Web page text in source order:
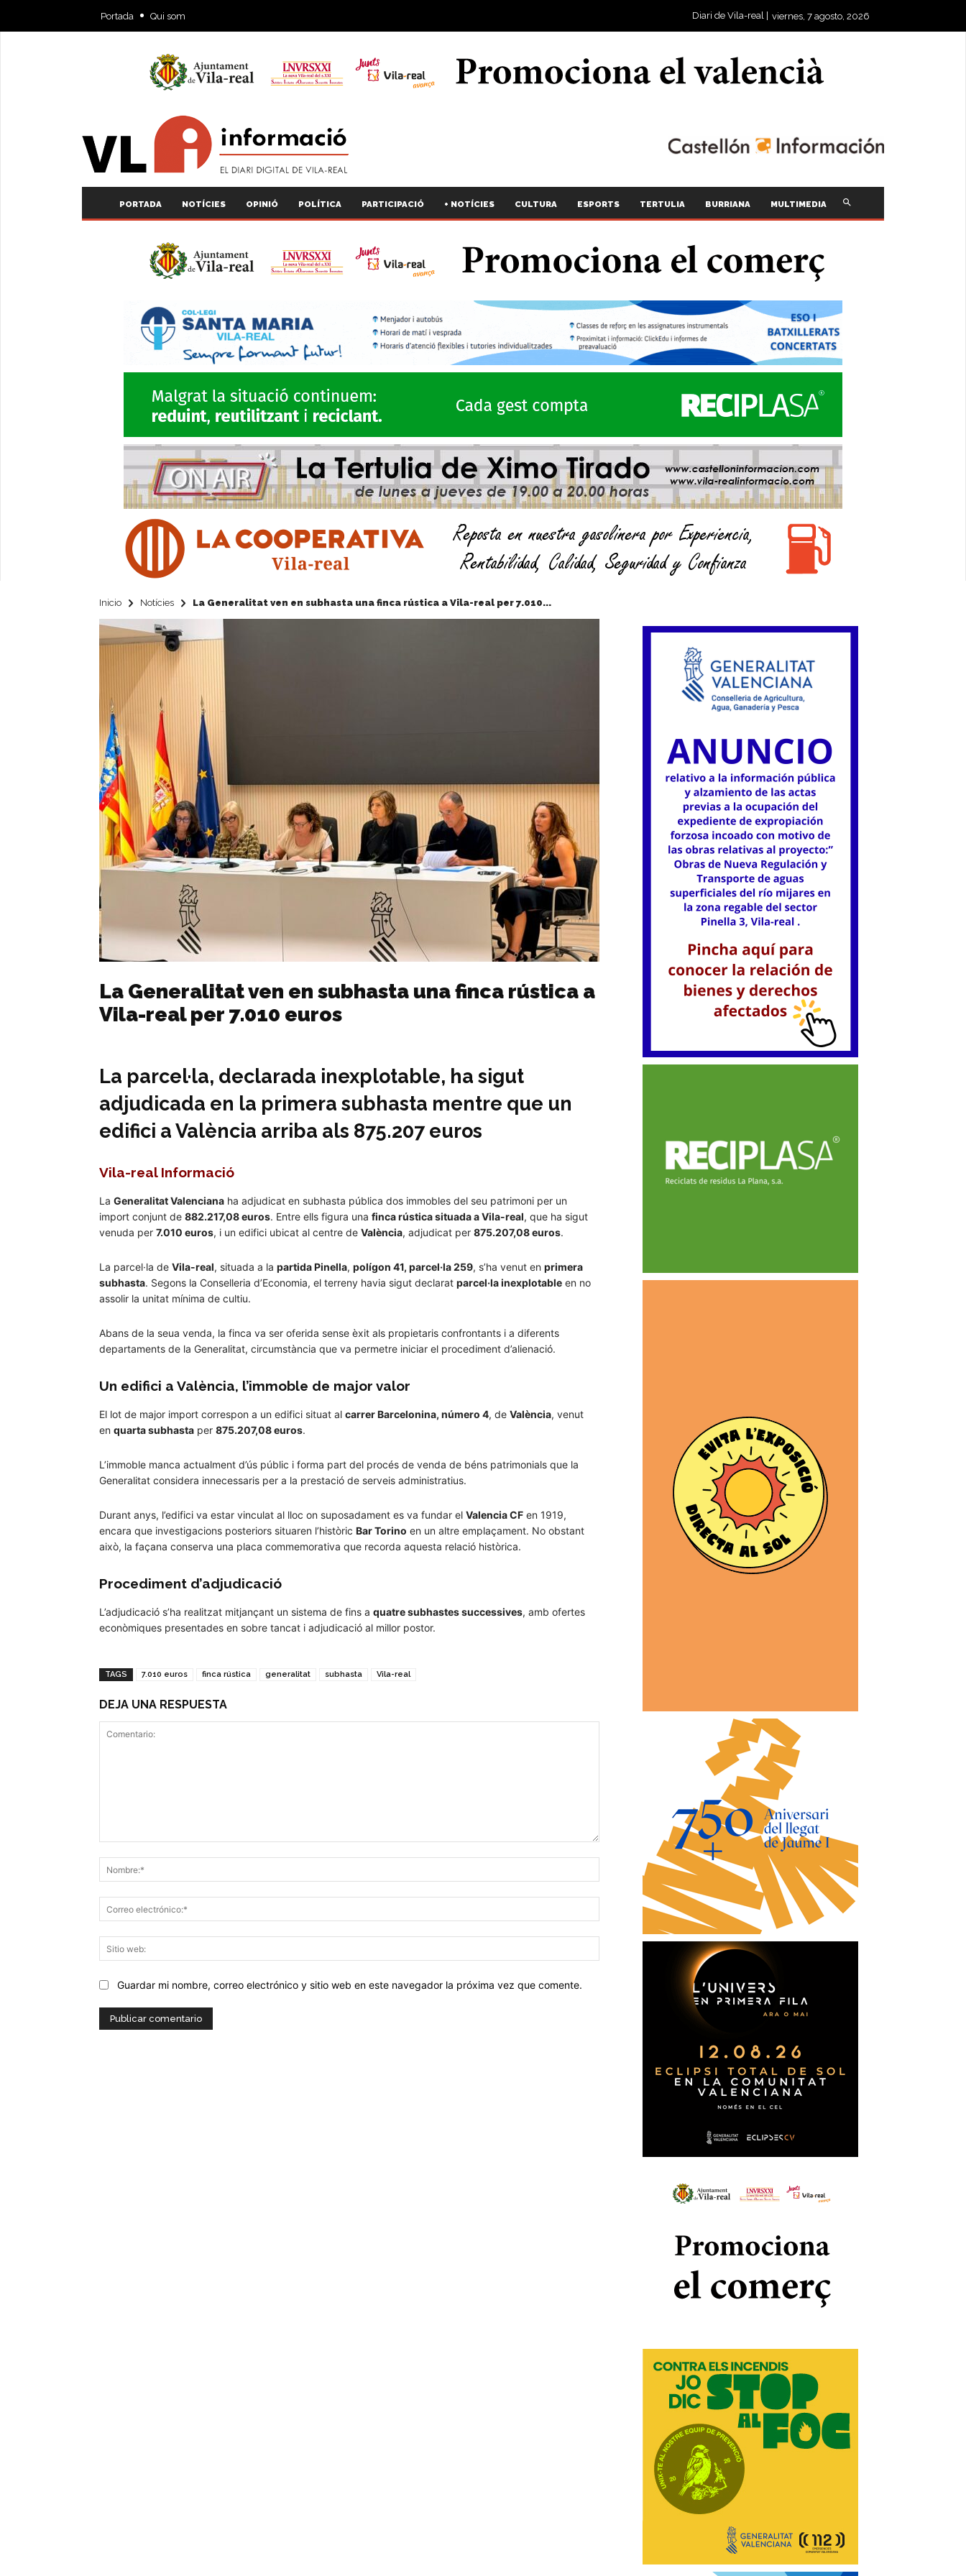
Portada Qui som Diari de Vila-real | viernes, 7 agosto, 2026
PORTADA NOTÍCIES OPINIÓ POLÍTICA PARTICIPACIÓ + NOTÍCIES CULTURA ESPORTS TERTULIA BURRIANA MULTIMEDIA
Inicio Notícies La Generalitat ven en subhasta una finca rústica a Vila-real per 7.010...
La Generalitat ven en subhasta una finca rústica a
Vila-real per 7.010 euros
La parcel·la, declarada inexplotable, ha sigut
adjudicada en la primera subhasta mentre que un
edifici a València arriba als 875.207 euros
Vila-real Informació
La Generalitat Valenciana ha adjudicat en subhasta pública dos immobles del seu patrimoni per un
import conjunt de 882.217,08 euros. Entre ells figura una finca rústica situada a Vila-real, que ha sigut
venuda per 7.010 euros, i un edifici ubicat al centre de València, adjudicat per 875.207,08 euros.
La parcel·la de Vila-real, situada a la partida Pinella, polígon 41, parcel·la 259, s’ha venut en primera
subhasta. Segons la Conselleria d’Economia, el terreny havia sigut declarat parcel·la inexplotable en no
assolir la unitat mínima de cultiu.
Abans de la seua venda, la finca va ser oferida sense èxit als propietaris confrontants i a diferents
departaments de la Generalitat, circumstància que va permetre iniciar el procediment d’alienació.
Un edifici a València, l’immoble de major valor
El lot de major import correspon a un edifici situat al carrer Barcelonina, número 4, de València, venut
en quarta subhasta per 875.207,08 euros.
L’immoble manca actualment d’ús públic i forma part del procés de venda de béns patrimonials que la
Generalitat considera innecessaris per a la prestació de serveis administratius.
Durant anys, l’edifici va estar vinculat al lloc on suposadament es va fundar el Valencia CF en 1919,
encara que investigacions posteriors situaren l’històric Bar Torino en un altre emplaçament. No obstant
això, la façana conserva una placa commemorativa que recorda aquesta relació històrica.
Procediment d’adjudicació
L’adjudicació s’ha realitzat mitjançant un sistema de fins a quatre subhastes successives, amb ofertes
econòmiques presentades en sobre tancat i adjudicació al millor postor.
TAGS 7.010 euros finca rústica generalitat subhasta Vila-real
DEJA UNA RESPUESTA
electrónico:*
web:
Guardar mi nombre, correo electrónico y sitio web en este navegador la próxima vez que comente.